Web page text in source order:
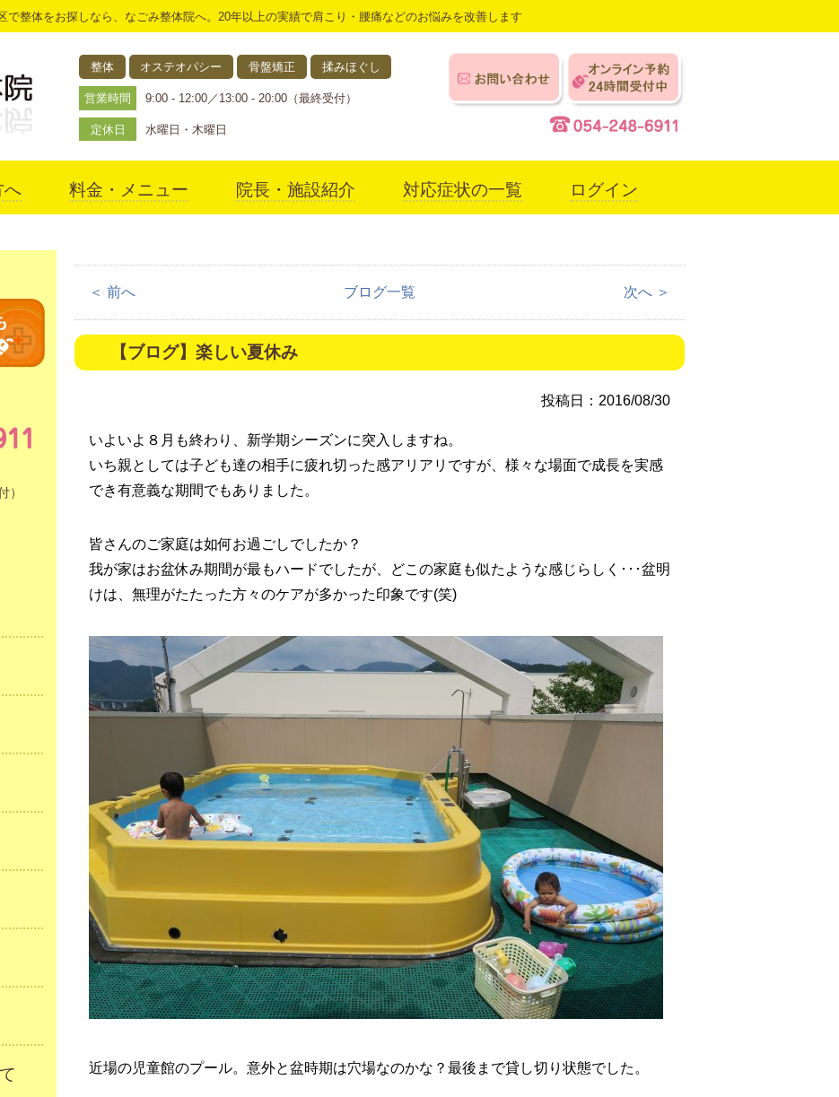
で整体をお探しなら、なごみ整体院へ。20年以上の実績で肩こり・腰痛などのお悩みを改善します
整体 オステオパシー 骨盤矯正 揉みほぐし
営業時間 9:00 - 12:00／13:00 - 20:00（最終受付）
定休日 水曜日・木曜日
へ 料金・メニュー 院長・施設紹介 対応症状の一覧 ログイン
＜ 前へ ブログ一覧 次へ ＞
【ブログ】楽しい夏休み
投稿日：2016/08/30
いよいよ８月も終わり、新学期シーズンに突入しますね。
いち親としては子ども達の相手に疲れ切った感アリアリですが、様々な場面で成長を実感
でき有意義な期間でもありました。
皆さんのご家庭は如何お過ごしでしたか？
我が家はお盆休み期間が最もハードでしたが、どこの家庭も似たような感じらしく･･･盆明
けは、無理がたたった方々のケアが多かった印象です(笑)
近場の児童館のプール。意外と盆時期は穴場なのかな？最後まで貸し切り状態でした。
）